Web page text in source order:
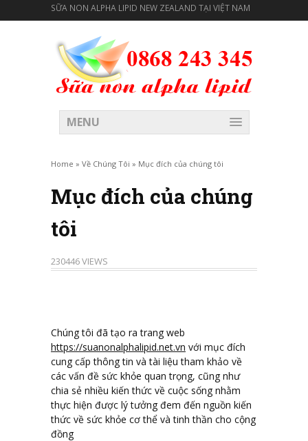
SỮA NON ALPHA LIPID NEW ZEALAND TẠI VIỆT NAM
MENU
Home » Về Chúng Tôi » Mục đích của chúng tôi
Mục đích của chúng
tôi
230446 VIEWS
Chúng tôi đã tạo ra trang web
https://suanonalphalipid.net.vn với mục đích
cung cấp thông tin và tài liệu tham khảo về
các vấn đề sức khỏe quan trọng, cũng như
chia sẻ nhiều kiến thức về cuộc sống nhằm
thực hiện được lý tưởng đem đến nguồn kiến
thức về sức khỏe cơ thể và tinh thần cho cộng
đồng